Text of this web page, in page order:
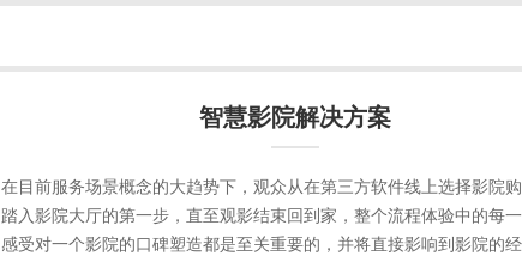
智慧影院解决方案
在目前服务场景概念的大趋势下，观众从在第三方软件线上选择影院
踏入影院大厅的第一步，直至观影结束回到家，整个流程体验中的每
感受对一个影院的口碑塑造都是至关重要的，并将直接影响到影院的